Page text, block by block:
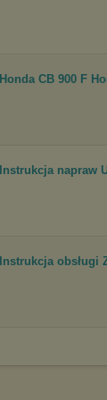
Honda CB 900 F
Instrukcja napraw
Instrukcja obsługi